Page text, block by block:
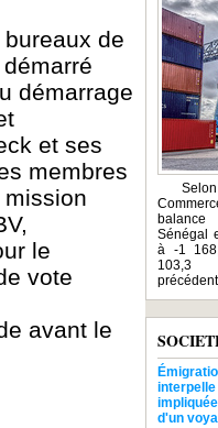
de
démarrage
et ses
membres
le
vote
avant le
Selon
Sénégal
à -1
103,3
d'un